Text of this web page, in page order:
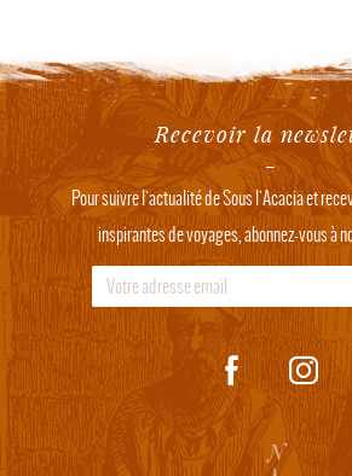
Recevoir la
Pour suivre l'actualité de Sous l'Acacia et
inspirantes de voyages, abonnez-vous à